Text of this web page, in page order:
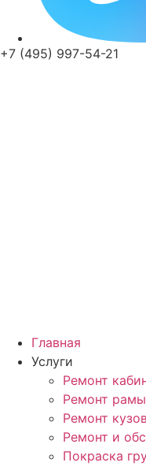
+7 (495) 997-54-21
Главная
Услуги
Ремонт
Ремонт рамы
Ремонт
Ремонт и
Покраска